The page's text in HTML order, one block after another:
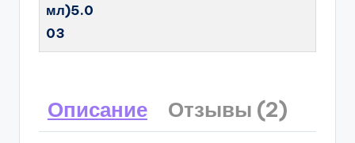
мл)5.0
03
Описание Отзывы (2)